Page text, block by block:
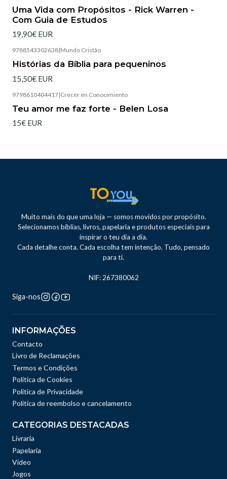
Uma Vida com Propósitos - Rick Warren -
Com Guia de Estudos
19,90€ EUR
9788543302638|Mundo Cristão
Histórias da Bíblia para pequeninos
15,50€ EUR
9798610404417|Crecer en Conocimiento
Teu amor me faz forte - Belen Losa
15€ EUR
Muito mais do que uma loja — somos movidos por propósito.
Selecionamos bíblias, livros, papelaria e produtos especiais para
inspirar o teu dia a dia.
Cada detalhe conta. Cada escolha tem intenção. Tudo, pensado
para ti.
NIF: 267380062
Siga-nos
INFORMAÇÕES
Contacto
Livro de Reclamações
Termos e Condições
Política de Cookies
Política de Privacidade
Politica de reembolso e cancelamento
CATEGORIAS DESTACADAS
Livraria
Papelaria
Vídeo
Jogos